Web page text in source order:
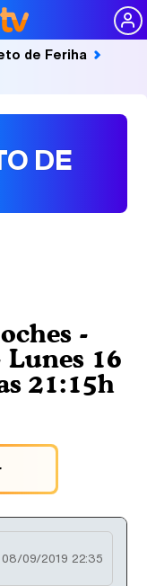
de Feriha
DE
-
Lunes 16
21:15h
08/09/2019 22:35